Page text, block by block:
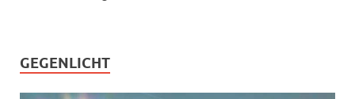
GEGENLICHT